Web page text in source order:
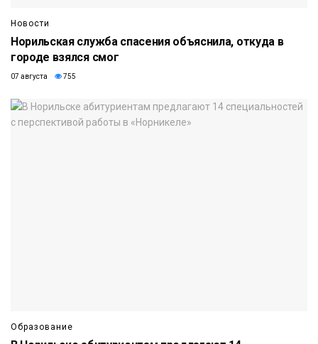
Новости
Норильская служба спасения объяснила, откуда в
городе взялся смог
07 августа 755
Образование